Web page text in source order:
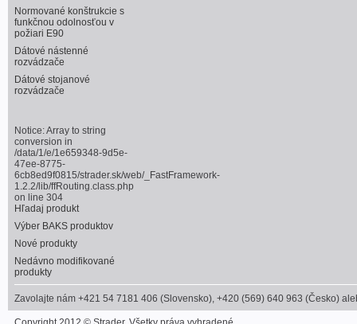
Normované konštrukcie s
funkčnou odolnosťou v
požiari E90
Dátové nástenné
rozvádzače
Dátové stojanové
rozvádzače
Notice: Array to string
conversion in
/data/1/e/1e659348-9d5e-
47ee-8775-
6cb8ed9f0815/strader.sk/web/_FastFramework-
1.2.2/lib/ffRouting.class.php
on line 304
Hľadaj produkt
Výber BAKS produktov
Nové produkty
Nedávno modifikované
produkty
Zavolajte nám +421 54 7181 406 (Slovensko), +420 (569) 640 963 (Česko)